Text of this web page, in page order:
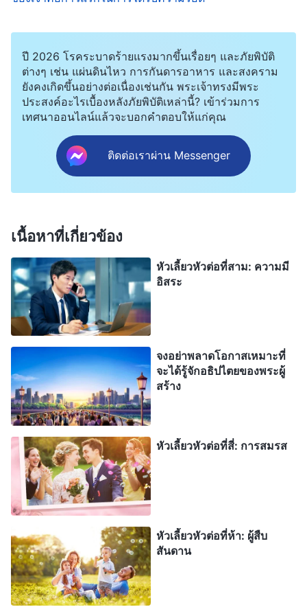
ปี 2026 โรคระบาดร้ายแรงมากขึ้นเรื่อยๆ และภัยพิบัติ
ต่างๆ เช่น แผ่นดินไหว การกันดารอาหาร และสงคราม
ยังคงเกิดขึ้นอย่างต่อเนื่องเช่นกัน พระเจ้าทรงมีพระ
ประสงค์อะไรเบื้องหลังภัยพิบัติเหล่านี้? เข้าร่วมการ
เทศนาออนไลน์แล้วจะบอกคำตอบให้แก่คุณ
ติดต่อเราผ่าน Messenger
เนื้อหาที่เกี่ยวข้อง
หัวเลี้ยวหัวต่อที่สาม: ความมี
อิสระ
จงอย่าพลาดโอกาสเหมาะที่
จะได้รู้จักอธิปไตยของพระผู้
สร้าง
หัวเลี้ยวหัวต่อที่สี่: การสมรส
หัวเลี้ยวหัวต่อที่ห้า: ผู้สืบ
สันดาน